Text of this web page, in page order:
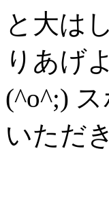
と大は
りあげ
(^o^;)
いただ